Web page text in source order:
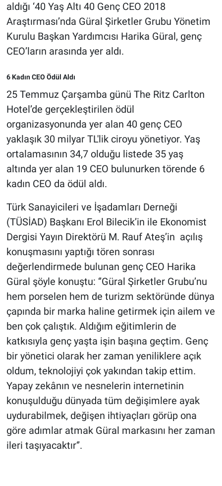
aldığı ‘40 Yaş Altı 40 Genç CEO 2018
Araştırması’nda Güral Şirketler Grubu Yönetim
Kurulu Başkan Yardımcısı Harika Güral, genç
CEO’ların arasında yer aldı.
6 Kadın CEO Ödül Aldı
25 Temmuz Çarşamba günü The Ritz Carlton
Hotel’de gerçekleştirilen ödül
organizasyonunda yer alan 40 genç CEO
yaklaşık 30 milyar TL'lik ciroyu yönetiyor. Yaş
ortalamasının 34,7 olduğu listede 35 yaş
altında yer alan 19 CEO bulunurken törende 6
kadın CEO da ödül aldı.
Türk Sanayicileri ve İşadamları Derneği
(TÜSİAD) Başkanı Erol Bilecik’in ile Ekonomist
Dergisi Yayın Direktörü M. Rauf Ateş’in açılış
konuşmasını yaptığı tören sonrası
değerlendirmede bulunan genç CEO Harika
Güral şöyle konuştu: ‘’Güral Şirketler Grubu’nu
hem porselen hem de turizm sektöründe dünya
çapında bir marka haline getirmek için ailem ve
ben çok çalıştık. Aldığım eğitimlerin de
katkısıyla genç yaşta işin başına geçtim. Genç
bir yönetici olarak her zaman yeniliklere açık
oldum, teknolojiyi çok yakından takip ettim.
Yapay zekânın ve nesnelerin internetinin
konuşulduğu dünyada tüm değişimlere ayak
uydurabilmek, değişen ihtiyaçları görüp ona
göre adımlar atmak Güral markasını her zaman
ileri taşıyacaktır‘’.